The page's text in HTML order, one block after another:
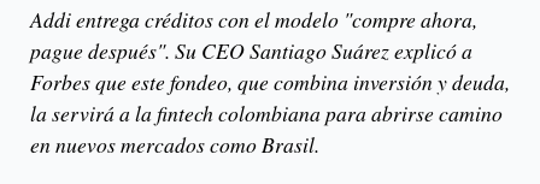
Addi entrega créditos con el modelo "compre ahora,
pague después". Su CEO Santiago Suárez explicó a
Forbes que este fondeo, que combina inversión y deuda,
la servirá a la fintech colombiana para abrirse camino
en nuevos mercados como Brasil.